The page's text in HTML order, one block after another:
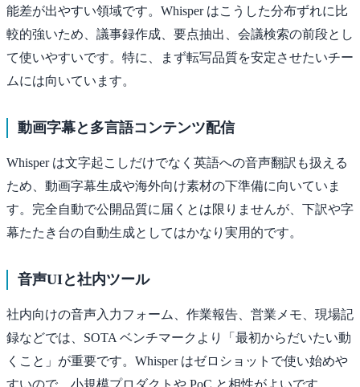
能差が出やすい領域です。Whisper はこうした分布ずれに比
較的強いため、議事録作成、要点抽出、会議検索の前段とし
て使いやすいです。特に、まず転写品質を安定させたいチー
ムには向いています。
動画字幕と多言語コンテンツ配信
Whisper は文字起こしだけでなく英語への音声翻訳も扱える
ため、動画字幕生成や海外向け素材の下準備に向いていま
す。完全自動で公開品質に届くとは限りませんが、下訳や字
幕たたき台の自動生成としてはかなり実用的です。
音声UIと社内ツール
社内向けの音声入力フォーム、作業報告、営業メモ、現場記
録などでは、SOTA ベンチマークより「最初からだいたい動
くこと」が重要です。Whisper はゼロショットで使い始めや
すいので、小規模プロダクトや PoC と相性がよいです。